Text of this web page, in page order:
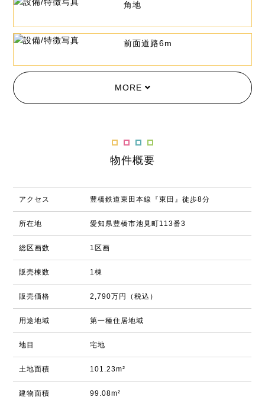
角地
前面道路6m
MORE
物件概要
アクセス 豊橋鉄道東田本線『東田』徒歩8分
所在地 愛知県豊橋市池見町113番3
総区画数 1区画
販売棟数 1棟
販売価格 2,790万円（税込）
用途地域 第一種住居地域
地目 宅地
土地面積 101.23m²
建物面積 99.08m²